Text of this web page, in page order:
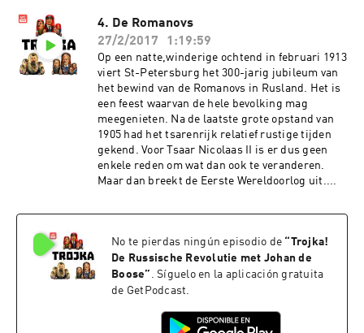
4. De Romanovs
27/2/2017
1:19:59
Op een natte,winderige ochtend in februari 1913
viert St-Petersburg het 300-jarig jubileum van
het bewind van de Romanovs in Rusland. Het is
een feest waarvan de hele bevolking mag
meegenieten. Na de laatste grote opstand van
1905 had het tsarenrijk relatief rustige tijden
gekend. Voor Tsaar Nicolaas II is er dus geen
enkele reden om wat dan ook te veranderen.
Maar dan breekt de Eerste Wereldoorlog uit....
No te pierdas ningún episodio de “Trojka!
De Russische Revolutie met Johan de
Boose” . Síguelo en la aplicación gratuita
de GetPodcast.